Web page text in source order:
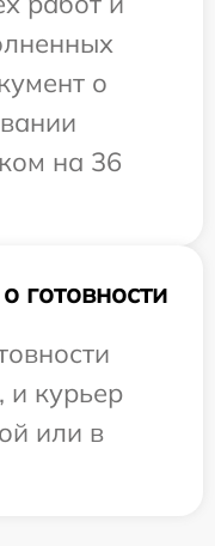
о
на 36
готовности
и курьер
или в